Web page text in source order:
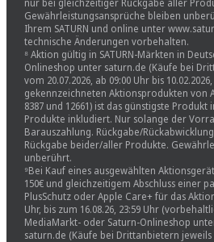
Gewährleistungsansprüche bleiben
Ihrem SATURN und online unter
technische Änderungen vorbehalten.
⁸ Aktion gültig in SATURN-Märkten in
Onlineshop unter saturn.de (Käufe bei
vom 20.07.2026, ab 09:00 Uhr bis
gekennzeichneten Aktionsprodukten von
8387 und 12661) ist das günstigste
Produkte inkludiert. Nur solange der
Barauszahlung. Rückgabe/
Rückgabe beider/aller Produkte.
unberührt.
⁹Bei Kauf eines ausgewählten
150€ und gleichzeitigem Abschluss einer
PlusSchutz oder Apple Care+ für das
Uhr, bis zum 16.08.26, 23:59 Uhr
MediaMarkt- oder Saturn-Onlineshop
saturn.de (Käufe bei Drittanbietern